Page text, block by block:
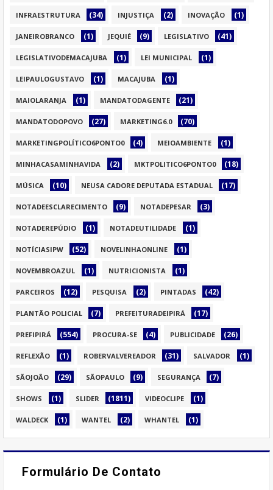
INFRAESTRUTURA (34) INJUSTIÇA (2) INOVAÇÃO (1)
JANEIROBRANCO (1) JEQUIÉ (9) LEGISLATIVO (41)
LEGISLATIVODEMACAJUBA (1) LEI MUNICIPAL (1)
LEIPAULOGUSTAVO (1) MACAJUBA (1)
MAIOLARANJA (1) MANDATODAGENTE (21)
MANDATODOPOVO (27) MARKETING6.0 (70)
MARKETINGPOLÍTICO6PONTO0 (4) MEIOAMBIENTE (1)
MINHACASAMINHAVIDA (2) MKTPOLITICO6PONTO0 (18)
MÚSICA (10) NEUSA CADORE DEPUTADA ESTADUAL (17)
NOTADEESCLARECIMENTO (9) NOTADEPESAR (3)
NOTADEREPÚDIO (1) NOTADEUTILIDADE (1)
NOTÍCIASIPW (52) NOVELINHAONLINE (1)
NOVEMBROAZUL (1) NUTRICIONISTA (1)
PARCEIROS (12) PESQUISA (2) PINTADAS (42)
PLANTÃO POLICIAL (7) PREFEITURADEIPIRÁ (17)
PREFIPIRÁ (554) PROCURA-SE (4) PUBLICIDADE (26)
REFLEXÃO (1) ROBERVALVEREADOR (31) SALVADOR (1)
SÃOJOÃO (29) SÃOPAULO (9) SEGURANÇA (7)
SHOWS (1) SLIDER (1811) VIDEOCLIPE (1)
WALDECK (1) WANTEL (2) WHANTEL (1)
Formulário De Contato